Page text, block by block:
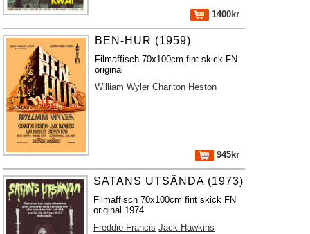
1400kr
BEN-HUR (1959)
Filmaffisch 70x100cm fint skick FN
original
William Wyler Charlton Heston
945kr
SATANS UTSÄNDA (1973)
Filmaffisch 70x100cm fint skick FN
original 1974
Freddie Francis Jack Hawkins